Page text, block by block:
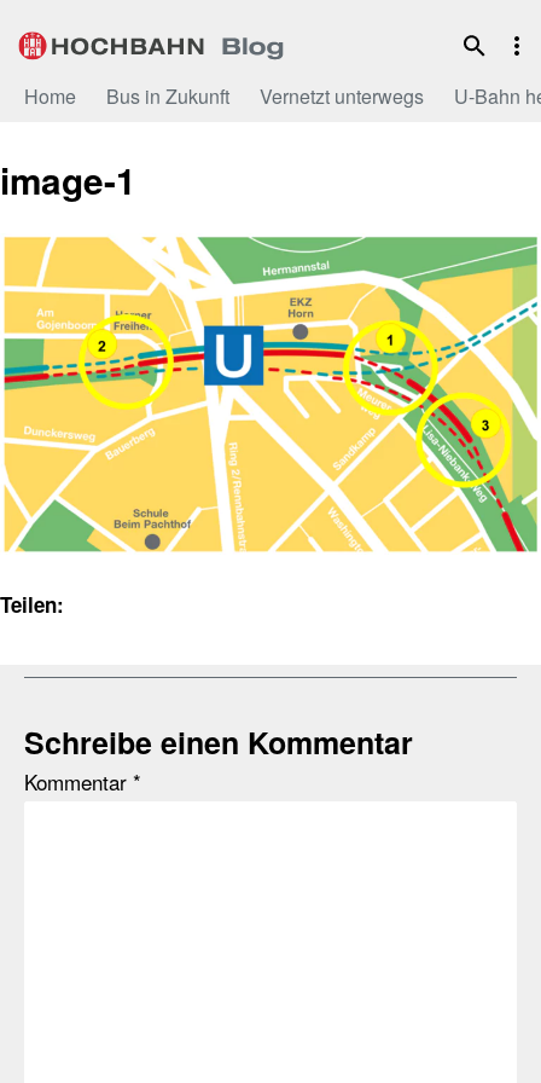
Inhalt
Home Bus in Zukunft Vernetzt unterwegs U-Bahn
image-1
Teilen:
Schreibe einen Kommentar
Kommentar *